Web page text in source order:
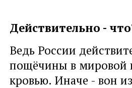
Действительно -
Ведь России
пощёчины в мировой
кровью. Иначе - вон